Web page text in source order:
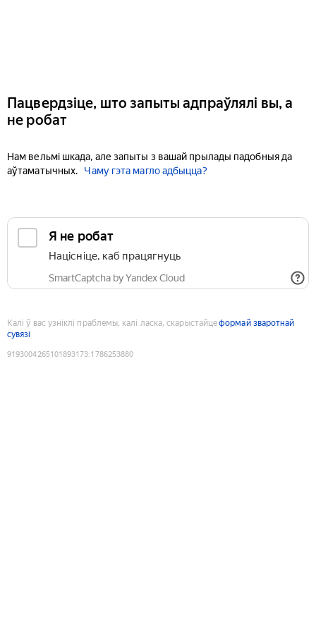
Пацвердзіце, што запыты адпраўлялі вы, а
не робат
Нам вельмі шкада, але запыты з вашай прылады падобныя да
аўтаматычных.
Чаму гэта магло адбыцца?
Я не робат
Націсніце, каб працягнуць
SmartCaptcha by Yandex Cloud
Калі ў вас узніклі праблемы, калі ласка, скарыстайцеформай зваротнай
сувязі
9193004265101893173:1786253880